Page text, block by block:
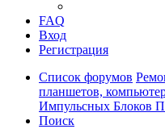
FAQ
Вход
Регистрация
Список форумов
планшетов,
Импульсных Блоков
Поиск